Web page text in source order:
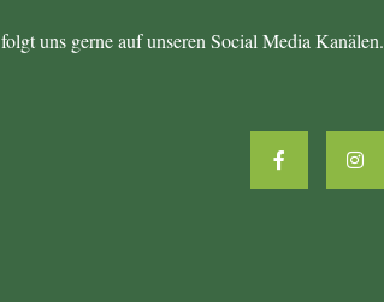
folgt uns gerne auf unseren Social Media Kanälen.